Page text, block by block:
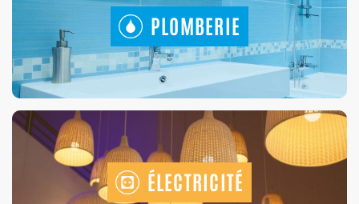
PLOMBERIE
ÉLECTRICITÉ